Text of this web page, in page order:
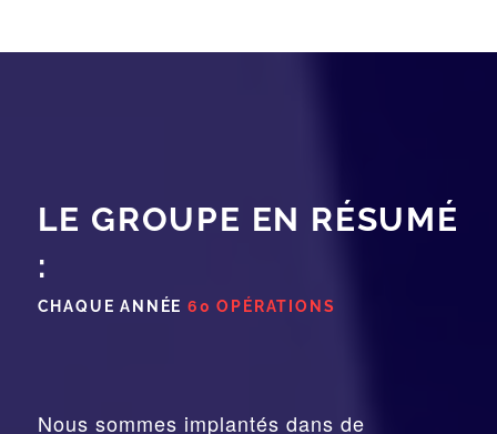
LE GROUPE EN RÉSUMÉ
:
CHAQUE ANNÉE 60 OPÉRATIONS
Nous sommes implantés dans de